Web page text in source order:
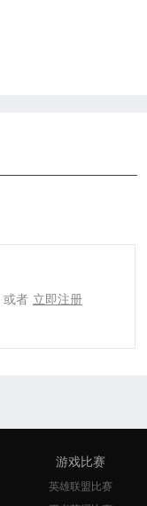
或者 立即注册
游戏比赛
英雄联盟比赛